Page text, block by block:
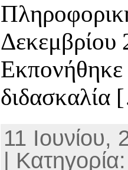
Δεκεμβρίου
Εκπονήθηκε
11
|